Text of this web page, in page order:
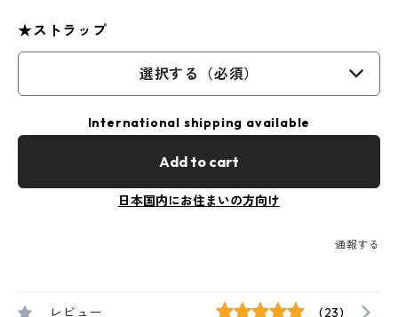
★ストラップ
選択する（必須）
International shipping available
Add to cart
日本国内にお住まいの方向け
通報する
レビュー (23)